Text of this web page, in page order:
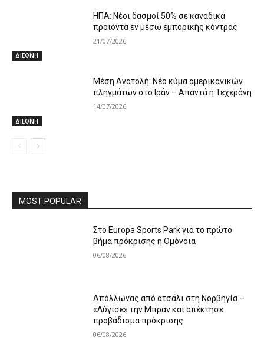
ΔΙΕΘΝΗ
ΗΠΑ: Νέοι δασμοί 50% σε καναδικά
προϊόντα εν μέσω εμπορικής κόντρας
21/07/2026
ΔΙΕΘΝΗ
Μέση Ανατολή: Νέο κύμα αμερικανικών
πληγμάτων στο Ιράν – Απαντά η Τεχεράνη
14/07/2026
MOST POPULAR
Στο Europa Sports Park για το πρώτο
βήμα πρόκρισης η Ομόνοια
06/08/2026
Απόλλωνας από ατσάλι στη Νορβηγία –
«Λύγισε» την Μπραν και απέκτησε
προβάδισμα πρόκρισης
06/08/2026